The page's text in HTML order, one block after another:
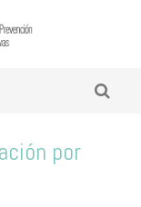
por